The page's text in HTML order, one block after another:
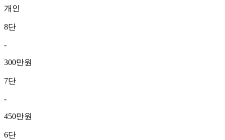
개인
8단
-
300만원
7단
-
450만원
6단